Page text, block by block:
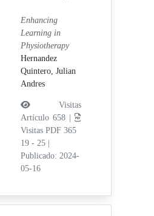
Enhancing
Learning in
Physiotherapy
Hernandez
Quintero, Julian
Andres
Visitas
Artículo 658 |
Visitas PDF 365
19 - 25
Publicado: 2024-
05-16